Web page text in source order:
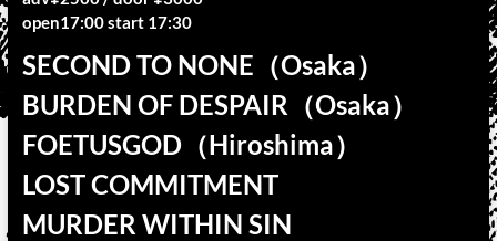
open17:00 start 17:30
SECOND TO NONE（Osaka）
BURDEN OF DESPAIR（Osaka）
FOETUSGOD（Hiroshima）
LOST COMMITMENT
MURDER WITHIN SIN